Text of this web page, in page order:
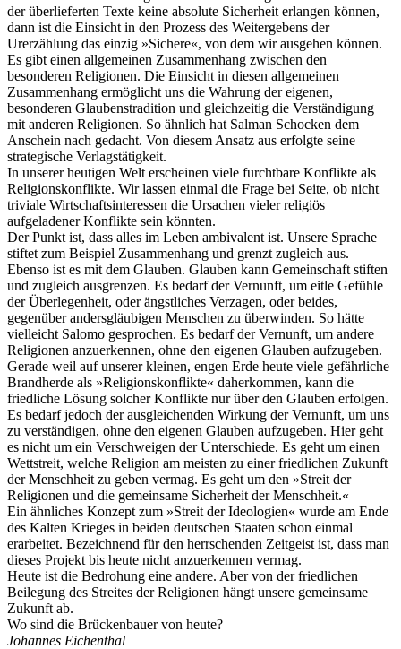
der überlieferten Texte keine absolute Sicherheit erlangen können,
dann ist die Einsicht in den Prozess des Weitergebens der
Urerzählung das einzig »Sichere«, von dem wir ausgehen können.
Es gibt einen allgemeinen Zusammenhang zwischen den
besonderen Religionen. Die Einsicht in diesen allgemeinen
Zusammenhang ermöglicht uns die Wahrung der eigenen,
besonderen Glaubenstradition und gleichzeitig die Verständigung
mit anderen Religionen. So ähnlich hat Salman Schocken dem
Anschein nach gedacht. Von diesem Ansatz aus erfolgte seine
strategische Verlagstätigkeit.
In unserer heutigen Welt erscheinen viele furchtbare Konflikte als
Religionskonflikte. Wir lassen einmal die Frage bei Seite, ob nicht
triviale Wirtschaftsinteressen die Ursachen vieler religiös
aufgeladener Konflikte sein könnten.
Der Punkt ist, dass alles im Leben ambivalent ist. Unsere Sprache
stiftet zum Beispiel Zusammenhang und grenzt zugleich aus.
Ebenso ist es mit dem Glauben. Glauben kann Gemeinschaft stiften
und zugleich ausgrenzen. Es bedarf der Vernunft, um eitle Gefühle
der Überlegenheit, oder ängstliches Verzagen, oder beides,
gegenüber andersgläubigen Menschen zu überwinden. So hätte
vielleicht Salomo gesprochen. Es bedarf der Vernunft, um andere
Religionen anzuerkennen, ohne den eigenen Glauben aufzugeben.
Gerade weil auf unserer kleinen, engen Erde heute viele gefährliche
Brandherde als »Religionskonflikte« daherkommen, kann die
friedliche Lösung solcher Konflikte nur über den Glauben erfolgen.
Es bedarf jedoch der ausgleichenden Wirkung der Vernunft, um uns
zu verständigen, ohne den eigenen Glauben aufzugeben. Hier geht
es nicht um ein Verschweigen der Unterschiede. Es geht um einen
Wettstreit, welche Religion am meisten zu einer friedlichen Zukunft
der Menschheit zu geben vermag. Es geht um den »Streit der
Religionen und die gemeinsame Sicherheit der Menschheit.«
Ein ähnliches Konzept zum »Streit der Ideologien« wurde am Ende
des Kalten Krieges in beiden deutschen Staaten schon einmal
erarbeitet. Bezeichnend für den herrschenden Zeitgeist ist, dass man
dieses Projekt bis heute nicht anzuerkennen vermag.
Heute ist die Bedrohung eine andere. Aber von der friedlichen
Beilegung des Streites der Religionen hängt unsere gemeinsame
Zukunft ab.
Wo sind die Brückenbauer von heute?
Johannes Eichenthal